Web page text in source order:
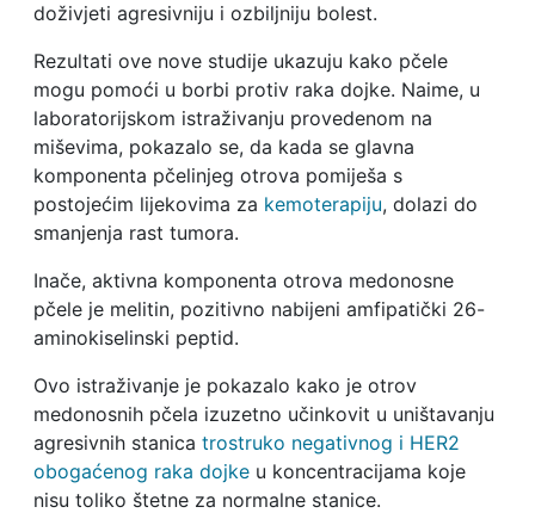
doživjeti agresivniju i ozbiljniju bolest.
Rezultati ove nove studije ukazuju kako pčele
mogu pomoći u borbi protiv raka dojke. Naime, u
laboratorijskom istraživanju provedenom na
miševima, pokazalo se, da kada se glavna
komponenta pčelinjeg otrova pomiješa s
postojećim lijekovima za kemoterapiju, dolazi do
smanjenja rast tumora.
Inače, aktivna komponenta otrova medonosne
pčele je melitin, pozitivno nabijeni amfipatički 26-
aminokiselinski peptid.
Ovo istraživanje je pokazalo kako je otrov
medonosnih pčela izuzetno učinkovit u uništavanju
agresivnih stanica trostruko negativnog i HER2
obogaćenog raka dojkeu koncentracijama koje
nisu toliko štetne za normalne stanice.